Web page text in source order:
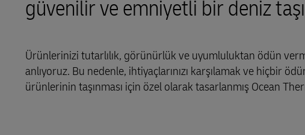
DHL SameDay
LifeTrack
Portallar Hakkında Bilgi Edinin
Portallar Hakkında Bilgi Edinin
güvenilir ve emniyetli bir deniz
Ürünlerinizi tutarlılık, görünürlük ve uyumluluktan ödün
anlıyoruz. Bu nedenle, ihtiyaçlarınızı karşılamak ve hiçbir
ürünlerinin taşınması için özel olarak tasarlanmış Ocean